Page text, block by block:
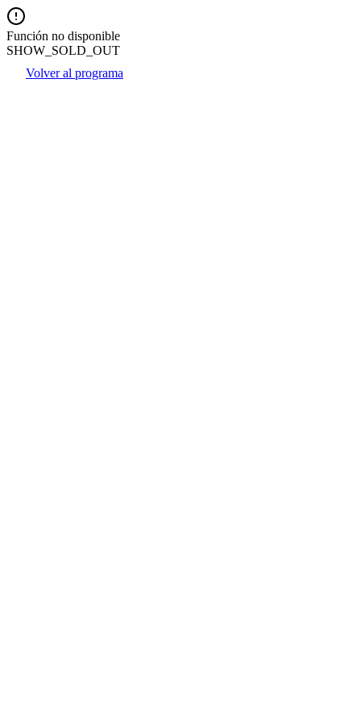
Función no disponible
SHOW_SOLD_OUT
Volver al programa